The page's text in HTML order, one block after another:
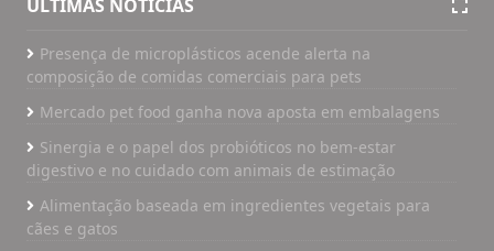
ÚLTIMAS NOTÍCIAS
Presença de microplásticos acende alerta na
composição de comidas comerciais para pets
Mercado pet food ganha nova aposta em embalagens
Sinergia e o papel dos probióticos no bem-estar
digestivo e no cuidado com animais de estimação
Alimentação baseada em ingredientes vegetais para
cães e gatos